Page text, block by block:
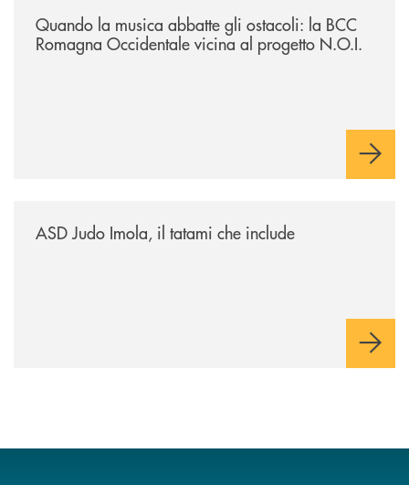
Quando la musica abbatte gli ostacoli: la BCC
Romagna Occidentale vicina al progetto N.O.I.
ASD Judo Imola, il tatami che include